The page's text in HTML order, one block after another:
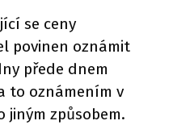
se ceny
povinen oznámit
přede dnem
to oznámením v
jiným způsobem.